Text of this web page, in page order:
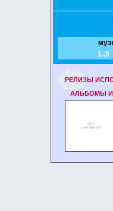
1..9
РЕЛИЗЫ
АЛЬБОМЫ